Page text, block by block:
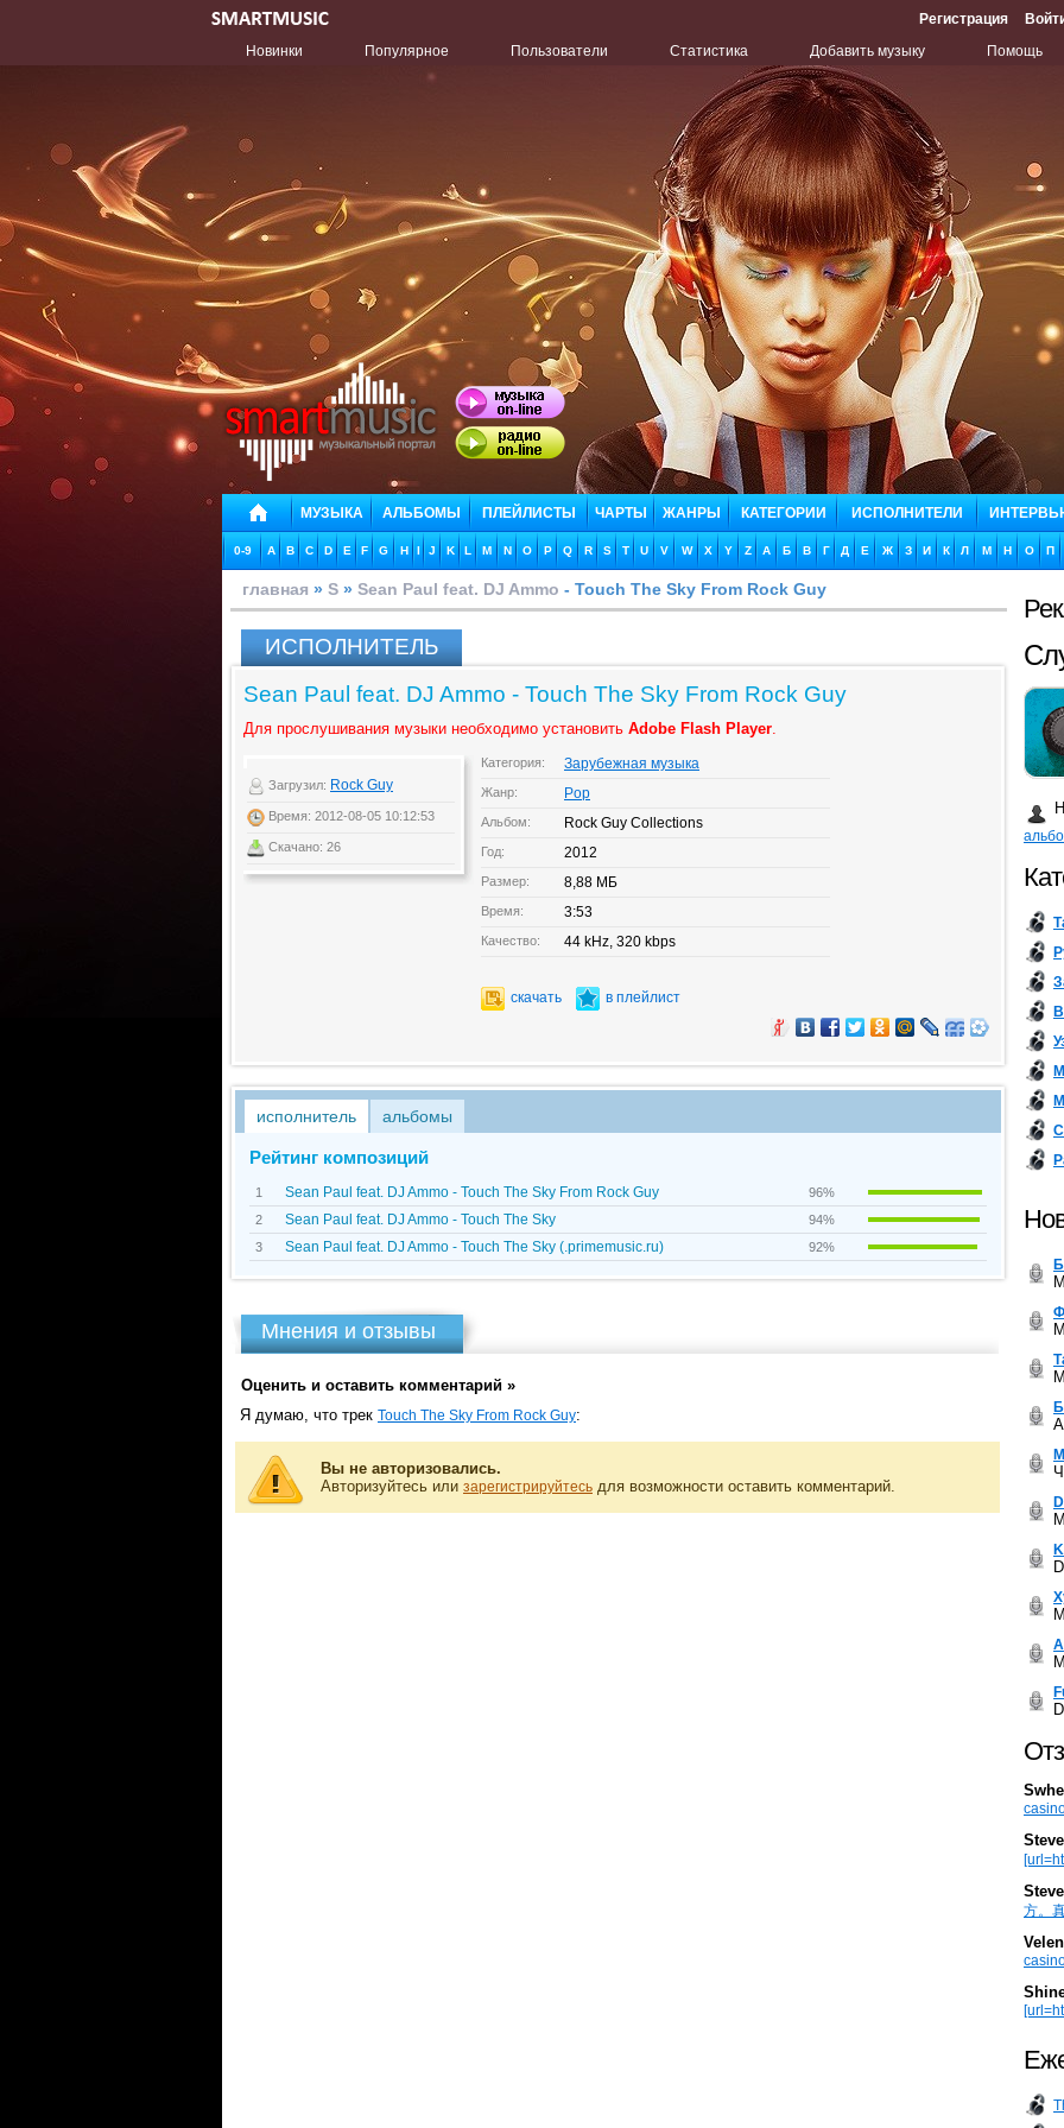
Регистрация
Новинки
Популярное Пользователи Статистика Добавить музыку Помощь
МУЗЫКА АЛЬБОМЫ ПЛЕЙЛИСТЫ ЧАРТЫ ЖАНРЫ КАТЕГОРИИ ИСПОЛНИТЕЛИ
0-9 A B C D E F G H I J K L M N O P Q R S T U V W X Y Z А Б В Г Д Е Ж З И К Л М Н О П
главная » S » Sean Paul feat. DJ Ammo - Touch The Sky From Rock Guy
ИСПОЛНИТЕЛЬ
Sean Paul feat. DJ Ammo - Touch The Sky From Rock Guy
Для прослушивания музыки необходимо установить Adobe Flash Player.
Загрузил: Rock Guy
Время: 2012-08-05 10:12:53
Скачано: 26
Категория: Зарубежная музыка
Жанр: Pop
Альбом: Rock Guy Collections
Год: 2012
Размер: 8,88 МБ
Время: 3:53
Качество: 44 kHz, 320 kbps
скачать в плейлист
исполнитель альбомы
Рейтинг композиций
1 Sean Paul feat. DJ Ammo - Touch The Sky From Rock Guy
96%
2
Sean Paul feat. DJ Ammo - Touch The Sky
94%
3
Sean Paul feat. DJ Ammo - Touch The Sky (.primemusic.ru) 92%
Мнения и отзывы
Оценить и оставить комментарий »
Я думаю, что трек Touch The Sky From Rock Guy:
Вы не авторизовались.
Авторизуйтесь или зарегистрируйтесь для возможности оставить комментарий.
方。